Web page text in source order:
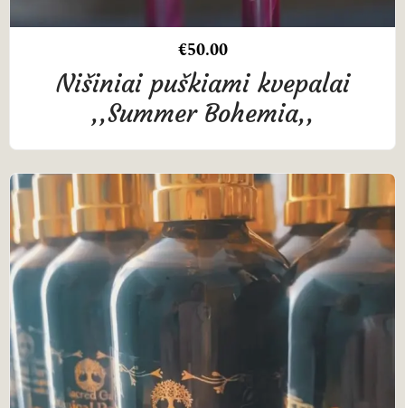
€50.00
Nišiniai puškiami kvepalai
,,Summer Bohemia,,